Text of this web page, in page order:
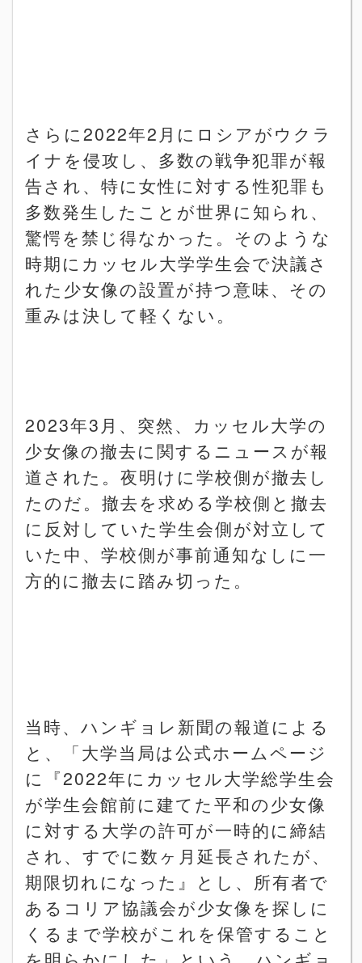
さらに 2022年2 月にロシアがウクラ
イナを侵攻し、多数の戦争犯罪が報
告され、特に女性に対する性犯罪も
多数発生したことが世界に知られ、
驚愕を禁じ得なかった。そのような
時期にカッセル大学学生会で決議さ
れた少女像の設置が持つ意味、その
重みは決して軽くない。
2023年3 月、突然、カッセル大学の
少女像の撤去に関するニュースが報
道された。夜明けに学校側が撤去し
たのだ。撤去を求める学校側と撤去
に反対していた学生会側が対立して
いた中、学校側が事前通知なしに一
方的に撤去に踏み切った。
当時、 ハンギョレ新聞の報道による
と、「大学当局は公式ホームページ
に『2022年にカッセル大学総学生会
が学生会館前に建てた平和の少女像
に対する大学の許可が一時的に締結
され、すでに数ヶ月延長されたが、
期限切れになった』とし、所有者で
あるコリア協議会が少女像を探しに
くるまで学校がこれを保管すること